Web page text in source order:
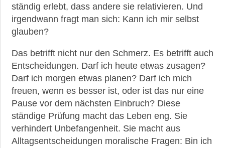
ständig erlebt, dass andere sie relativieren. Und
irgendwann fragt man sich: Kann ich mir selbst
glauben?
Das betrifft nicht nur den Schmerz. Es betrifft auch
Entscheidungen. Darf ich heute etwas zusagen?
Darf ich morgen etwas planen? Darf ich mich
freuen, wenn es besser ist, oder ist das nur eine
Pause vor dem nächsten Einbruch? Diese
ständige Prüfung macht das Leben eng. Sie
verhindert Unbefangenheit. Sie macht aus
Alltagsentscheidungen moralische Fragen: Bin ich